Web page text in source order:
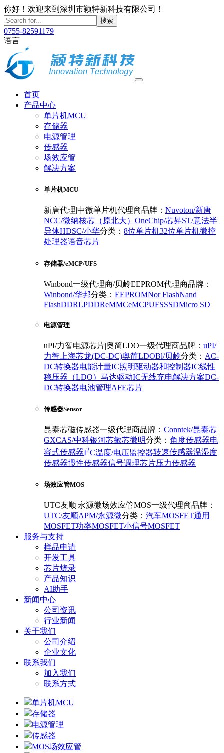
你好！欢迎来到深圳市颖特新科技有限公司！
搜索
0755-82591179
语言
首页
产品中心
单片机MCU
存储器
电源管理
传感器
场效应管
解决方案
单片机MCU
新唐代理|中微单片机代理商品牌： Nuvoton/新唐
NCC/微纳核芯（原北大） OneChip/芯昇ST/意法半
导体HDSC/小华分类： 8位单片机32位单片机微控
处理器语音芯片
存储器/eMCP/UFS
Winbond一级代理商/贝岭EEPROM代理商品牌：
Winbond/华邦分类： EEPROMNor FlashNand
FlashDDRLPDDReMMCeMCPUFSSSDMicro SD
电源管理
uPI/力智电源芯片|奥简LDO一级代理商品牌： uPI/
力智 上海芯龙(DC-DC)奥简LDOBl/贝岭分类： AC-
DC转换器电能计量IC照明驱动器和控制器IC线性
稳压器（LDO） 马达驱动IC无线充电解决方案DC-
DC转换器电池管理AFE芯片
传感器Sensor
昆泰芯磁传感器一级代理商品牌： Conntek/昆泰芯
GXCAS/中科银河芯敏芯微明分类： 角度传感器电
容式传感器I2C温度/电压监控器转速传感器温湿度
传感器惯性传感器信号调理芯片压力传感器
场效应管MOS
UTC友顺|永源微场效应管MOS一级代理商品牌：
UTC/友顺APM/永源微分类： 汽车MOSFET通用
MOSFET功率MOSFET小信号MOSFET
服务与支持
样品申请
开发工具
芯片烧录
产品知识
AI助手
新闻中心
公司资讯
行业新闻
关于我们
公司介绍
企业文化
联系我们
加入我们
联系方式
单片机MCU
存储器
电源管理
传感器
MOS场效应管